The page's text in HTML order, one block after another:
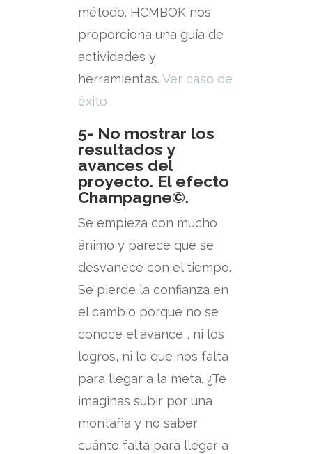
método. HCMBOK nos
proporciona una guía de
actividades y
herramientas. Ver caso de
éxito
5- No mostrar los
resultados y
avances del
proyecto. El efecto
Champagne©.
Se empieza con mucho
ánimo y parece que se
desvanece con el tiempo.
Se pierde la confianza en
el cambio porque no se
conoce el avance , ni los
logros, ni lo que nos falta
para llegar a la meta. ¿Te
imaginas subir por una
montaña y no saber
cuánto falta para llegar a